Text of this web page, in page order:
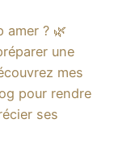
amer ? 🌿
une
mes
pour rendre
ses